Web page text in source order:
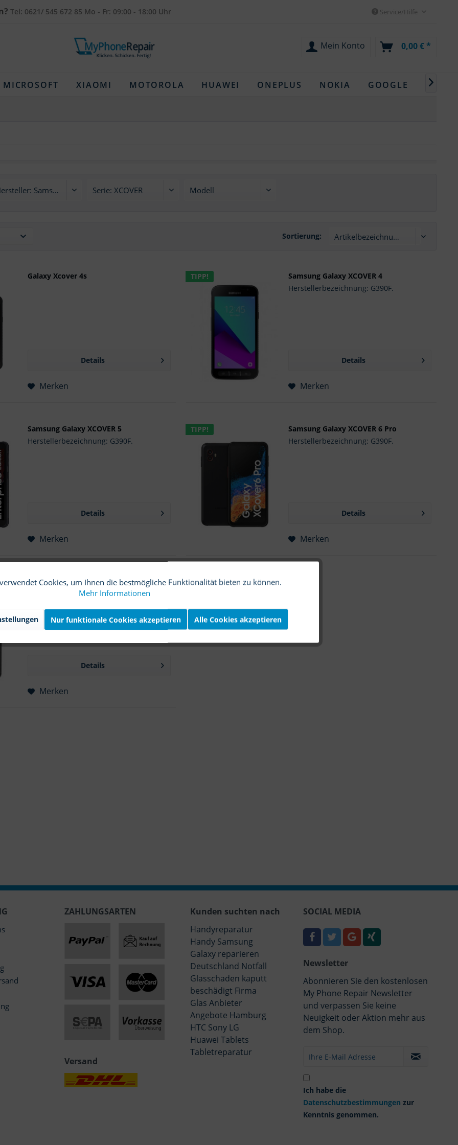
Tel: 0621/ 545 672 85 Mo - Fr: 09:00 - 18:00 Uhr Service/Hilfe
Mein Konto 0,00 € *
MICROSOFT XIAOMI MOTOROLA HUAWEI ONEPLUS NOKIA GOOGLE OPPO

Sortierung:
Galaxy Xcover 4s
Details
Merken
TIPP!
Samsung Galaxy XCOVER 4
Herstellerbezeichnung: G390F.
Details
Merken
Samsung Galaxy XCOVER 5
Herstellerbezeichnung: G390F.
Details
Merken
TIPP!
Samsung Galaxy XCOVER 6 Pro
Herstellerbezeichnung: G390F.
Details
Merken
Samsung Galaxy XCOVER 7
Herstellerbezeichnung: G390F.
Details
Merken
ZAHLUNGSARTEN
Versand
Kunden suchten nach
Handyreparatur
Handy Samsung
Galaxy reparieren
Deutschland Notfall
Glasschaden kaputt
beschädigt Firma
Glas Anbieter
Angebote Hamburg
HTC Sony LG
Huawei Tablets
Tabletreparatur
SOCIAL MEDIA
Newsletter
Abonnieren Sie den kostenlosen
My Phone Repair Newsletter
und verpassen Sie keine
Neuigkeit oder Aktion mehr aus
dem Shop.
Ich habe die
Datenschutzbestimmungen zur
Kenntnis genommen.
Aktiv
Inaktiv
Cookies, um Ihnen die bestmögliche Funktionalität bieten zu können.
Mehr Informationen
Nur funktionale Cookies akzeptieren Alle Cookies akzeptieren